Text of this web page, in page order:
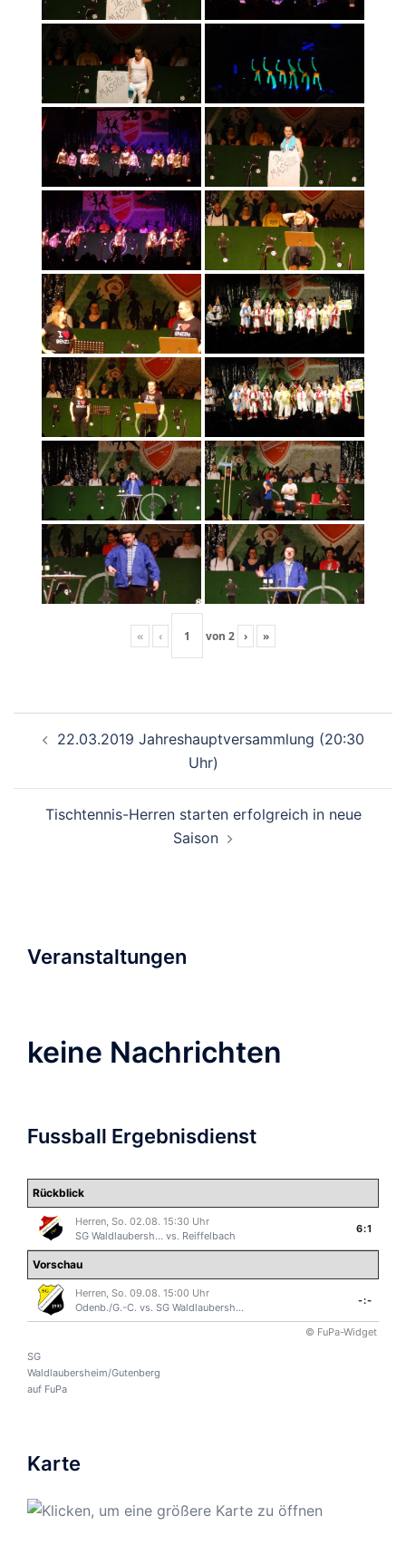
« ‹ von 2 › »
22.03.2019 Jahreshauptversammlung (20:30
Uhr)
Tischtennis-Herren starten erfolgreich in neue
Saison
Veranstaltungen
keine Nachrichten
Fussball Ergebnisdienst
Rückblick
Herren, So. 02.08. 15:30 Uhr
SG Waldlaubersh... vs. Reiffelbach
6:1
Vorschau
Herren, So. 09.08. 15:00 Uhr
Odenb./G.-C. vs. SG Waldlaubersh...
-:-
© FuPa-Widget
SG
Waldlaubersheim/Gutenberg
auf FuPa
Karte